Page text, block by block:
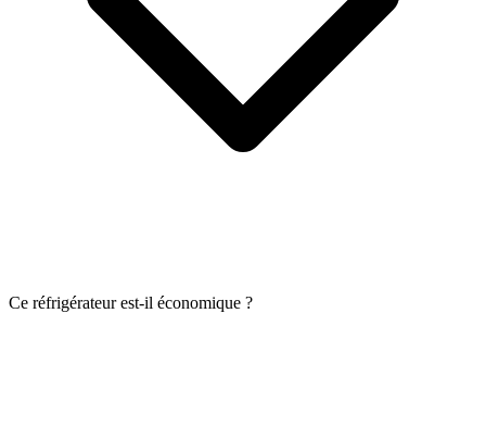
Ce réfrigérateur est-il économique ?